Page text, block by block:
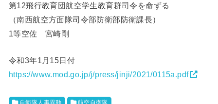
第12飛行教育団航空学生教育群司令を命ずる
（南西航空方面隊司令部防衛部防衛課長）
1等空佐 宮崎剛
令和3年1月15日付
https://www.mod.go.jp/j/press/jinji/2021/0115a.pdf